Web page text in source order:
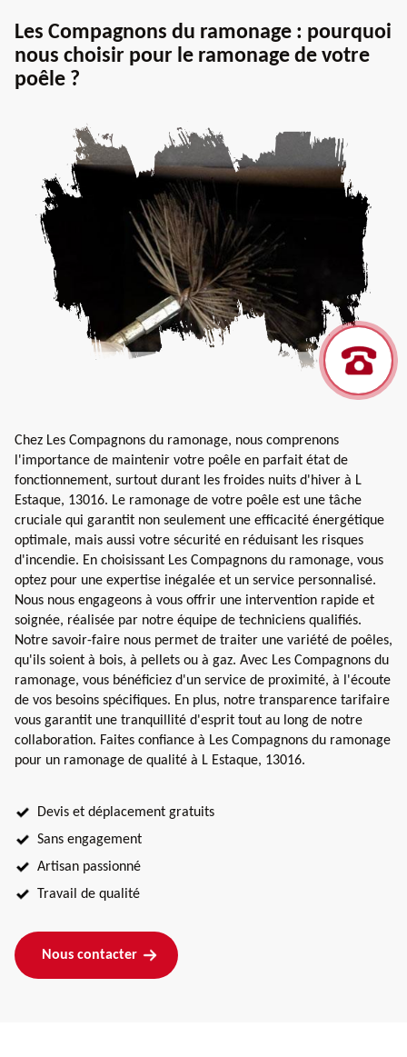
Les Compagnons du ramonage : pourquoi
nous choisir pour le ramonage de votre
poêle ?
Chez Les Compagnons du ramonage, nous comprenons
l'importance de maintenir votre poêle en parfait état de
fonctionnement, surtout durant les froides nuits d'hiver à L
Estaque, 13016. Le ramonage de votre poêle est une tâche
cruciale qui garantit non seulement une efficacité énergétique
optimale, mais aussi votre sécurité en réduisant les risques
d'incendie. En choisissant Les Compagnons du ramonage, vous
optez pour une expertise inégalée et un service personnalisé.
Nous nous engageons à vous offrir une intervention rapide et
soignée, réalisée par notre équipe de techniciens qualifiés.
Notre savoir-faire nous permet de traiter une variété de poêles,
qu'ils soient à bois, à pellets ou à gaz. Avec Les Compagnons du
ramonage, vous bénéficiez d'un service de proximité, à l'écoute
de vos besoins spécifiques. En plus, notre transparence tarifaire
vous garantit une tranquillité d'esprit tout au long de notre
collaboration. Faites confiance à Les Compagnons du ramonage
pour un ramonage de qualité à L Estaque, 13016.
Devis et déplacement gratuits
Sans engagement
Artisan passionné
Travail de qualité
Nous contacter